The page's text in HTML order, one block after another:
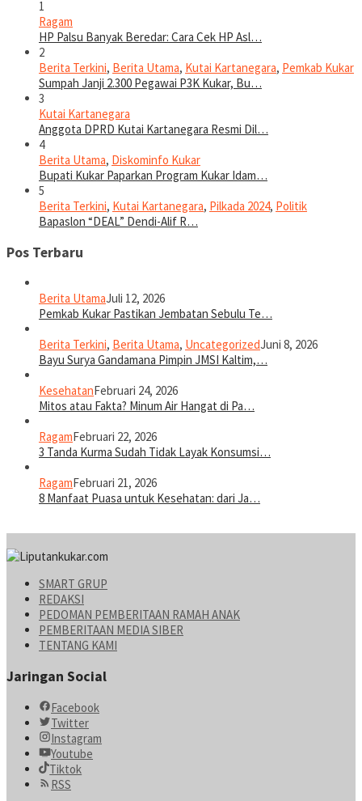
1
Ragam
HP Palsu Banyak Beredar: Cara Cek HP Asl…
2
Berita Terkini, Berita Utama, Kutai Kartanegara, Pemkab Kukar
Sumpah Janji 2.300 Pegawai P3K Kukar, Bu…
3
Kutai Kartanegara
Anggota DPRD Kutai Kartanegara Resmi Dil…
4
Berita Utama, Diskominfo Kukar
Bupati Kukar Paparkan Program Kukar Idam…
5
Berita Terkini, Kutai Kartanegara, Pilkada 2024, Politik
Bapaslon “DEAL” Dendi-Alif R…
Pos Terbaru
Berita UtamaJuli 12, 2026
Pemkab Kukar Pastikan Jembatan Sebulu Te…
Berita Terkini, Berita Utama, UncategorizedJuni 8, 2026
Bayu Surya Gandamana Pimpin JMSI Kaltim,…
KesehatanFebruari 24, 2026
Mitos atau Fakta? Minum Air Hangat di Pa…
RagamFebruari 22, 2026
3 Tanda Kurma Sudah Tidak Layak Konsumsi…
RagamFebruari 21, 2026
8 Manfaat Puasa untuk Kesehatan: dari Ja…
SMART GRUP
REDAKSI
PEDOMAN PEMBERITAAN RAMAH ANAK
PEMBERITAAN MEDIA SIBER
TENTANG KAMI
Jaringan Social
Facebook
Twitter
Instagram
Youtube
Tiktok
RSS